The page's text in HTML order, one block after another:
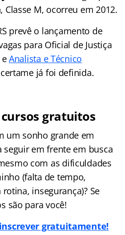
Classe M, ocorreu em 2012.
prevê o lançamento de
para Oficial de Justiça
eAnalista e Técnico
já foi definida.
cursos gratuitos
um sonho grande em
em frente em busca
com as dificuldades
(falta de tempo,
insegurança)? Se
são para você!
gratuitamente!